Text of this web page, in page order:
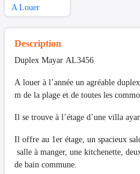
A Louer
Description
Duplex Mayar AL3456
A louer à l’année un agréable
m de la plage et de toutes les
Il se trouve à l’étage d’une villa
Il offre au 1er étage, un spacieux
salle à manger, une kitchenette,
de bain commune.